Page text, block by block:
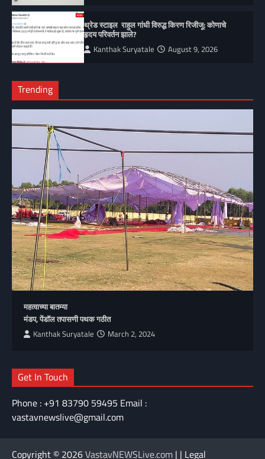
थ्रेड स्टाइल राहुल गांधी विरुद्ध किरण रिजीजू: कोणाचे
हृदय परिवर्तन झाले?
Kanthak Suryatale August 9, 2026
Trending
महत्वाच्या बातम्या
मंडप, पेंडॉल तपासणी पथक गठीत
Kanthak Suryatale March 2, 2024
Get In Touch
Phone : +91 83790 59495 Email :
vastavnewslive@gmail.com
Copyright © 2026VastavNEWSLive.com | | Legal